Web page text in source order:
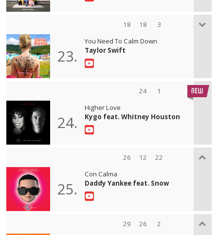
18 18 3
23.
You Need To Calm Down
Taylor Swift
24 1
24.
Higher Love
Kygo feat. Whitney Houston
26 12 22
25.
Con Calma
Daddy Yankee feat. Snow
29 26 2